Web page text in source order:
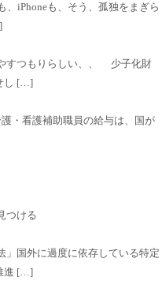
iPhoneも、そう、孤独をまぎら
すつもりらしい、、 少子化財
し […]
・看護補助職員の給与は、国が
つける
」国外に過度に依存している特定
進 […]